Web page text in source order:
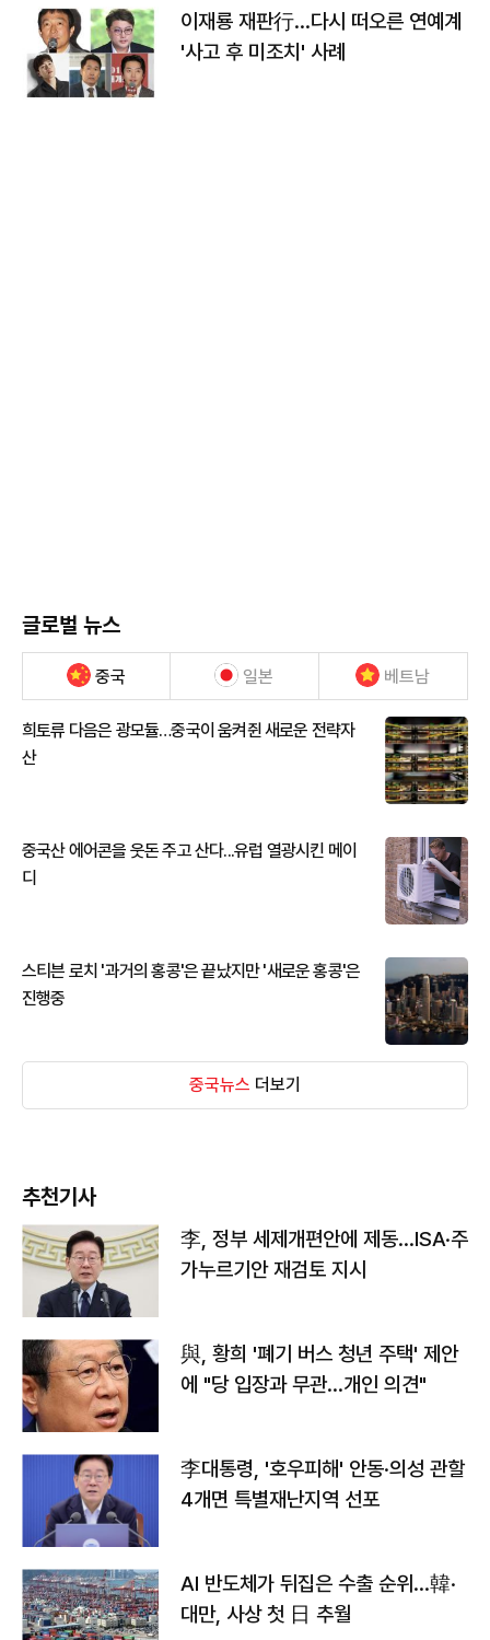
이재룡 재판行…다시 떠오른 연예계
'사고 후 미조치' 사례
글로벌 뉴스
중국 일본 베트남
희토류 다음은 광모듈…중국이 움켜쥔 새로운 전략자
산
중국산 에어콘을 웃돈 주고 산다...유럽 열광시킨 메이
디
스티븐 로치 '과거의 홍콩'은 끝났지만 '새로운 홍콩'은
진행중
중국뉴스 더보기
추천기사
李, 정부 세제개편안에 제동…ISA·주
가누르기안 재검토 지시
與, 황희 '폐기 버스 청년 주택' 제안
에 "당 입장과 무관…개인 의견"
李대통령, '호우피해' 안동·의성 관할
4개면 특별재난지역 선포
AI 반도체가 뒤집은 수출 순위…韓·
대만, 사상 첫 日 추월